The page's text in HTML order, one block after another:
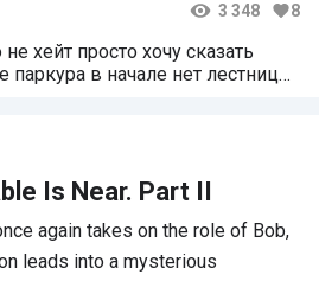
3 348 8
хейт просто хочу сказать
то ты застрянет и не
Is Near. Part II
again takes on the role of Bob,
leads into a mysterious